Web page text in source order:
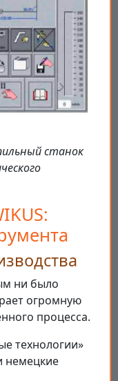
станок
ни было
огромную
процесса.
технологии»
немецкие